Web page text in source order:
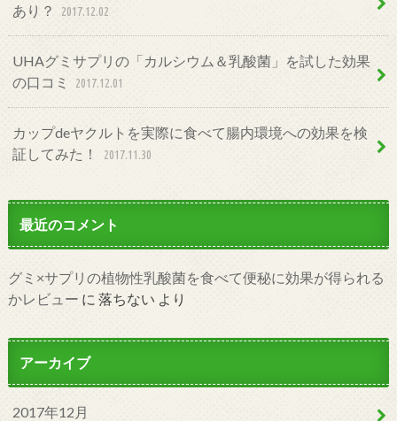
あり？ 2017.12.02
UHAグミサプリの「カルシウム＆乳酸菌」を試した効果
の口コミ
2017.12.01
カップdeヤクルトを実際に食べて腸内環境への効果を検
証してみた！
2017.11.30
最近のコメント
グミ×サプリの植物性乳酸菌を食べて便秘に効果が得られる
かレビュー に 落ちない より
アーカイブ
2017年12月